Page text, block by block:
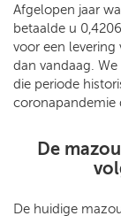
Afgelopen jaar
betaalde u
voor een levering
dan vandaag.
die periode
coronapandemie
De
De huidige